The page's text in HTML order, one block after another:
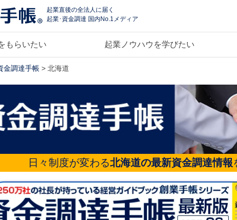
起業直後の全法人に届く
起業･資金調達 国内No.1メディア
もらいたい 起業ノウハウを学びたい
金調達手帳 > 北海道
日々制度が変わる北海道の最新資金調達情報